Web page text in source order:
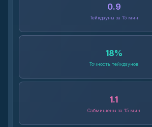
0.9
Тейкдауны за 15 мин
18%
Точность тейкдаунов
1.1
Сабмишены за 15 мин